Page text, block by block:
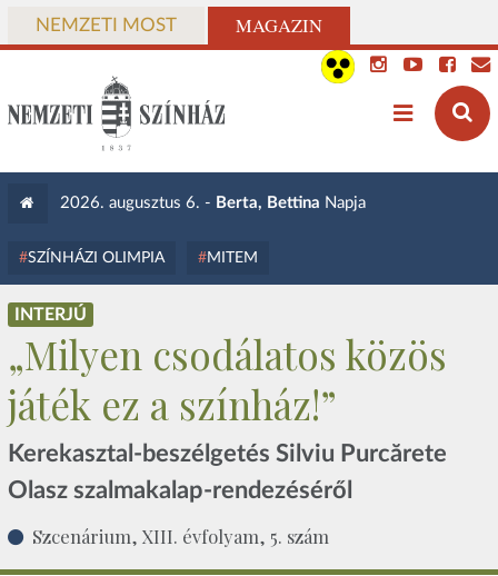
NEMZETI MOST MAGAZIN
2026. augusztus 6. - Berta, Bettina Napja
SZÍNHÁZI OLIMPIA MITEM
INTERJÚ
„Milyen csodálatos közös
játék ez a színház!”
Kerekasztal-beszélgetés Silviu Purcărete
Olasz szalmakalap-rendezéséről
Szcenárium, XIII. évfolyam, 5. szám